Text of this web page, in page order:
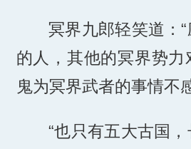
冥界九郎轻笑道：
的人，其他的冥界势力
鬼为冥界武者的事情不
“也只有五大古国